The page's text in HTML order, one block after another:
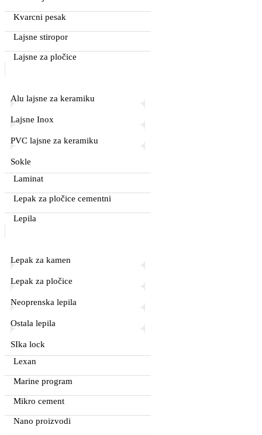
Kvarcni pesak
Lajsne stiropor
Lajsne za pločice
Alu lajsne za keramiku
Lajsne Inox
PVC lajsne za keramiku
Sokle
Laminat
Lepak za pločice cementni
Lepila
Lepak za kamen
Lepak za pločice
Neoprenska lepila
Ostala lepila
SIka lock
Lexan
Marine program
Mikro cement
Nano proizvodi